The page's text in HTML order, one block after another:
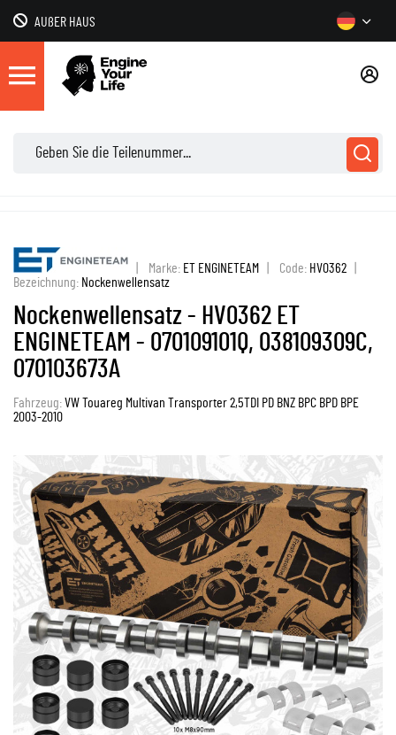
AUßER HAUS
Marke: ET ENGINETEAM Code: HV0362
Bezeichnung: Nockenwellensatz
Nockenwellensatz - HV0362 ET
ENGINETEAM - 070109101Q, 038109309C,
070103673A
Fahrzeug:VW Touareg Multivan Transporter 2,5TDI PD BNZ BPC BPD BPE
2003-2010